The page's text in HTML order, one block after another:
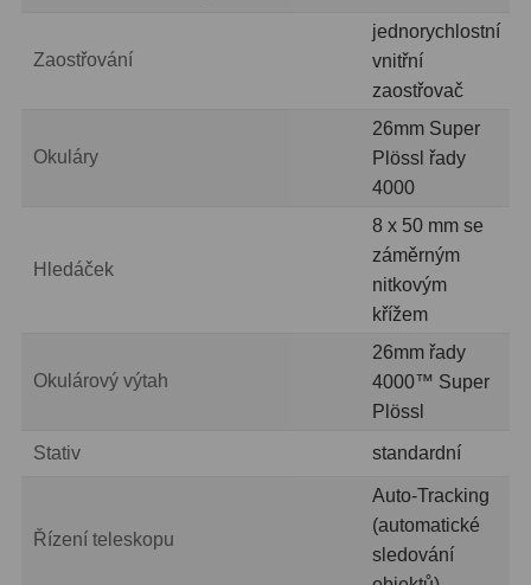
Svítilny5
Čištění28
Azimutální AZ6
Zaostřování
jednorychlostní
vnitřní
zaostřovač
Okuláry
26mm Super
Plössl řady
4000
Hledáček
8 x 50 mm se
záměrným
nitkovým
křížem
Okulárový výtah
26mm řady
4000™ Super
Plössl
Stativ standardní
Řízení teleskopu
Auto-Tracking
(automatické
sledování